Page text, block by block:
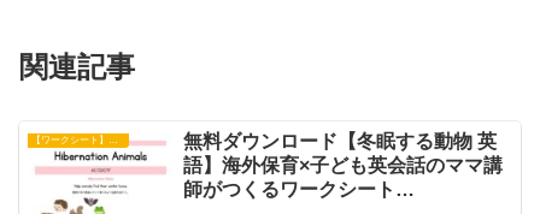
関連記事
【ワークシート】アクティビティ
無料ダウンロード【冬眠する動物 英
語】海外保育×子ども英会話のママ講
師がつくるワークシート